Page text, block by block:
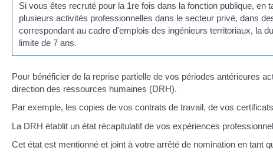
Si vous êtes recruté pour la 1re fois dans la fonction publique, en
plusieurs activités professionnelles dans le secteur privé, dans
correspondant au cadre d'emplois des ingénieurs territoriaux, la
limite de 7 ans.
Pour bénéficier de la reprise partielle de vos périodes antérieures
direction des ressources humaines (DRH).
Par exemple, les copies de vos contrats de travail, de vos
La DRH établit un état récapitulatif de vos expériences
Cet état est mentionné et joint à votre arrêté de nomination en tant